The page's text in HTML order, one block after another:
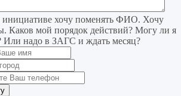
хочу поменять ФИО. Хочу
Каков мой порядок действий? Могу ли я
Или надо в ЗАГС и ждать месяц?